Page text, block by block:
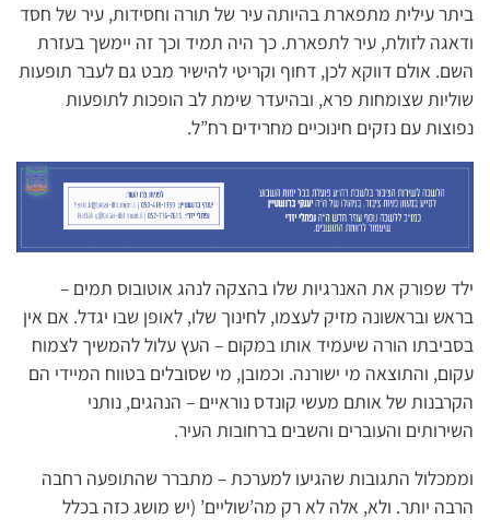
ביתר עילית מתפארת בהיותה עיר של תורה וחסידות, עיר של חסד
ודאגה לזולת, עיר לתפארת. כך היה תמיד וכך זה יימשך בעזרת
השם. אולם דווקא לכן, דחוף וקריטי להישיר מבט גם לעבר תופעות
שוליות שצומחות פרא, ובהיעדר שימת לב הופכות לתופעות
נפוצות עם נזקים חינוכיים מחרידים רח”ל.
ילד שפורק את האנרגיות שלו בהצקה לנהג אוטובוס תמים –
בראש ובראשונה מזיק לעצמו, לחינוך שלו, לאופן שבו יגדל. אם אין
בסביבתו הורה שיעמיד אותו במקום – העץ עלול להמשיך לצמוח
עקום, והתוצאה מי ישורנה. וכמובן, מי שסובלים בטווח המיידי הם
הקרבנות של אותם מעשי קונדס נוראיים – הנהגים, נותני
השירותים והעוברים והשבים ברחובות העיר.
וממכלול התגובות שהגיעו למערכת – מתברר שהתופעה רחבה
הרבה יותר. ולא, אלה לא רק מה’שוליים’ (יש מושג כזה בכלל